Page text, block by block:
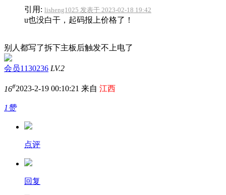
引用: lisheng1025 发表于 2023-02-18 19:42
u也没白干，起码报上价格了！
别人都写了拆下主板后触发不上电了
会员1130236 LV.2
16#2023-2-19 00:10:21 来自 江西
1赞
点评
回复